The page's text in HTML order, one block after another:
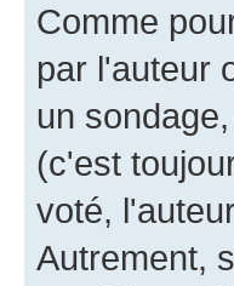
Comme
par l'auteur
un
(c'est
voté,
Autrement,